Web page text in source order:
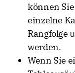
können
einzelne
Rangfolge
werden.
Wenn Sie